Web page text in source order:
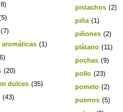
(7)
aromáticas (1)
(20)
dulces (35)
(43)
pistachos (2)
piña (1)
piñones (2)
plátano (11)
pochas (9)
pollo (23)
pomelo (2)
puerros (5)